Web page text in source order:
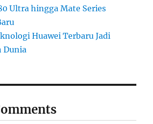
Ultra hingga Mate Series
Huawei Terbaru Jadi
Dunia